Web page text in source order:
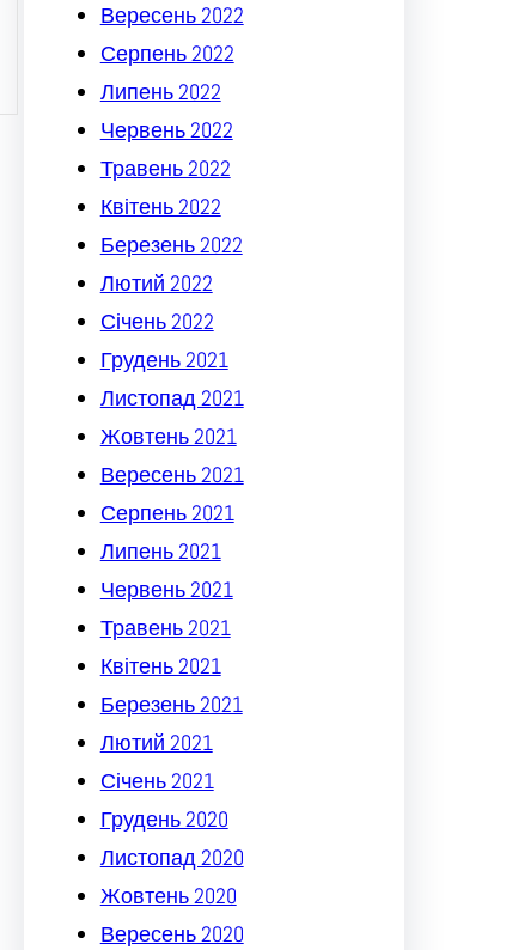
Вересень 2022
Серпень 2022
Липень 2022
Червень 2022
Травень 2022
Квітень 2022
Березень 2022
Лютий 2022
Січень 2022
Грудень 2021
Листопад 2021
Жовтень 2021
Вересень 2021
Серпень 2021
Липень 2021
Червень 2021
Травень 2021
Квітень 2021
Березень 2021
Лютий 2021
Січень 2021
Грудень 2020
Листопад 2020
Жовтень 2020
Вересень 2020